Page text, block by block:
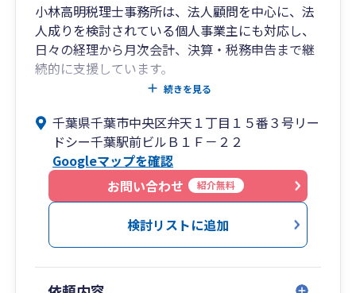
小林高明税理士事務所は、法人顧問を中心に、法
人成りを検討されている個人事業主にも対応し、
日々の経理から月次会計、決算・税務申告まで継
続的に支援しています。
弥生会計をはじめとする会計ソフトの導入や自計
経営判断に活かせる状態づくりをお手伝いしま
す。
税理士法人での税務実務と、上場企業の財務経理
部門での経験を活かし、税務だけでなく、実際の
経理業務の流れも踏まえてご提案します。
事務所は千葉駅北口徒歩1分。
千葉市を中心に、対面でのご相談のほか、オンラ
続きを見る
千葉県千葉市中央区弁天１丁目１５番３号リー
ドシー千葉駅前ビルＢ１Ｆ－２２
Googleマップを確認
お問い合わせ
紹介無料
検討リストに追加